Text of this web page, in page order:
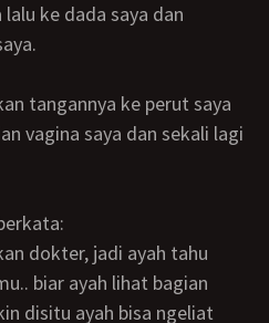
ke dada saya dan
vagina saya dan sekali lagi
biar ayah lihat bagian
disitu ayah bisa ngeliat